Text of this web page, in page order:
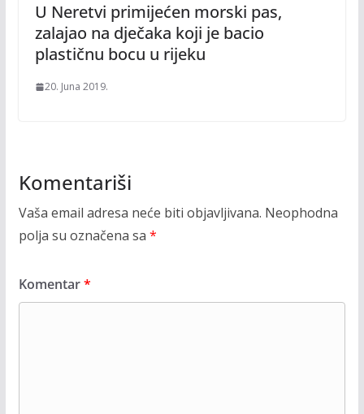
U Neretvi primijećen morski pas,
zalajao na dječaka koji je bacio
plastičnu bocu u rijeku
20. Juna 2019.
Komentariši
Vaša email adresa neće biti objavljivana. Neophodna
polja su označena sa *
Komentar*